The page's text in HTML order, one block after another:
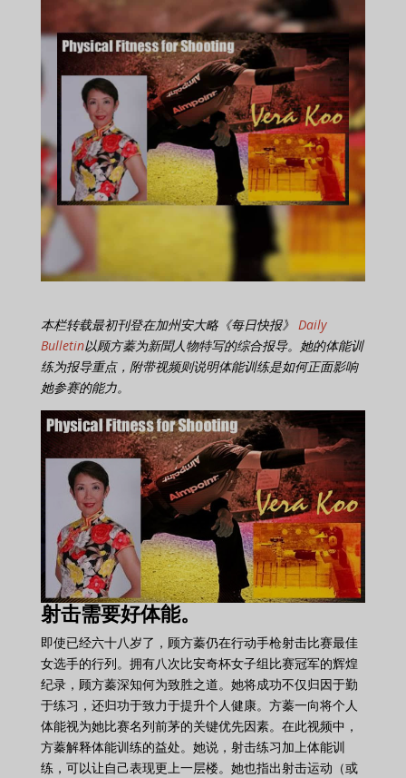
本栏转载最初刊登在加州安大略《每日快报》 Daily
Bulletin以顾方蓁为新聞人物特写的综合报导。她的体能训
练为报导重点，附带视频则说明体能训练是如何正面影响
她参赛的能力。
射击需要好体能。
即使已经六十八岁了，顾方蓁仍在行动手枪射击比赛最佳
女选手的行列。拥有八次比安奇杯女子组比赛冠军的辉煌
纪录，顾方蓁深知何为致胜之道。她将成功不仅归因于勤
于练习，还归功于致力于提升个人健康。方蓁一向将个人
体能视为她比赛名列前茅的关键优先因素。在此视频中，
方蓁解释体能训练的益处。她说，射击练习加上体能训
练，可以让自己表现更上一层楼。她也指出射击运动（或